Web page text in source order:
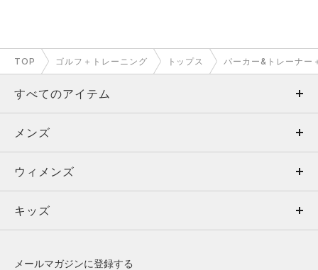
TOP ゴルフ＋トレーニング トップス パーカー&トレーナー
すべてのアイテム
メンズ
ウィメンズ
キッズ
メンズ
トップス
ボトムス
ウィメンズ
トップス
キッズ
メールマガジンに登録する